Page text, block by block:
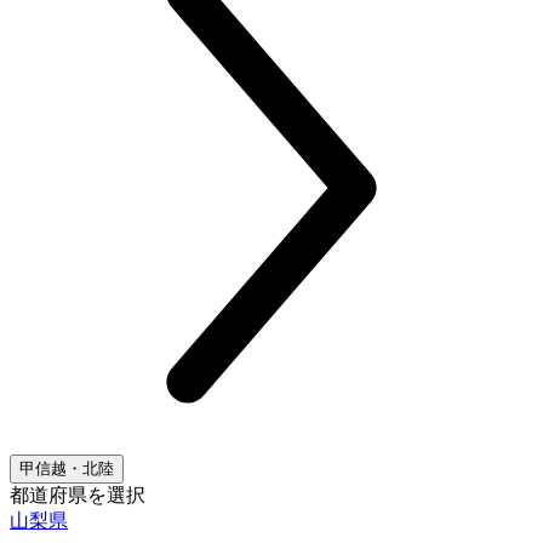
甲信越・北陸
都道府県を選択
山梨県